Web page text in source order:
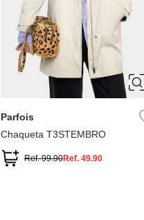
XS-S
Parfois
Chaqueta T3STEMBRO
Ref.99.90Ref. 49.90